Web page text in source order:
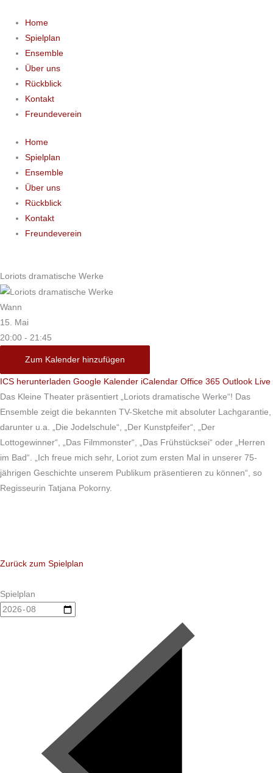
Inhalt
springen
Home
Spielplan
Ensemble
Über uns
Rückblick
Kontakt
Freundeverein
Home
Spielplan
Ensemble
Über uns
Rückblick
Kontakt
Freundeverein
Loriots dramatische Werke
Wann
15. Mai
20:00 - 21:45
Zum Kalender hinzufügen
ICS herunterladen Google Kalender iCalendar Office 365 Outlook Live
Das Kleine Theater präsentiert „Loriots dramatische Werke“! Das
Ensemble zeigt die bekannten TV-Sketche mit absoluter Lachgarantie,
darunter u.a. „Die Jodelschule“, „Der Kunstpfeifer“, „Der
Lottogewinner“, „Das Filmmonster“, „Das Frühstücksei“ oder „Herren
im Bad“. „Ich freue mich sehr, Loriot zum ersten Mal in unserer 75-
jährigen Geschichte unserem Publikum präsentieren zu können“, so
Regisseurin Tatjana Pokorny.
Zurück zum Spielplan
Spielplan